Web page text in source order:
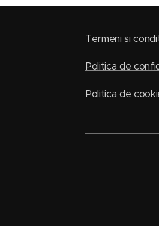
Termeni si
Politica de
Politica de